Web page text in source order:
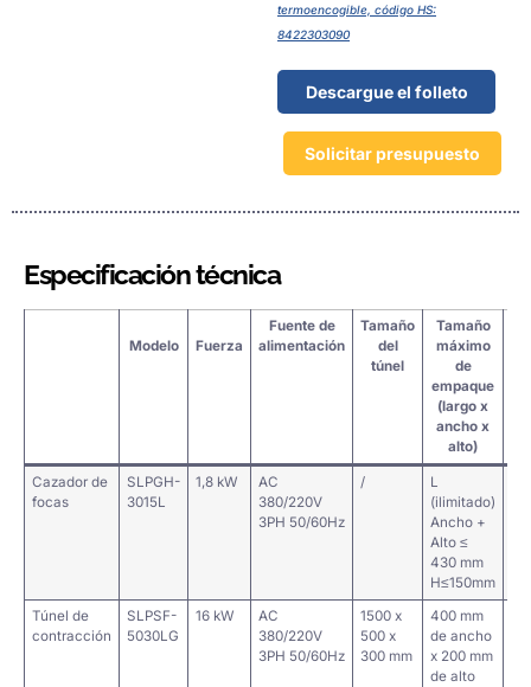
termoencogible, código HS:
8422303090
Descargue el folleto
Solicitar presupuesto
Especificación técnica
Modelo Fuerza
Fuente de
alimentación
Tamaño
del
túnel
Tamaño
máximo
de
empaque
(largo x
ancho x
alto)
Cazador de
focas
SLPGH-
3015L
1,8 kW
AC
380/220V
3PH 50/60Hz
/
L
(ilimitado)
Ancho +
Alto ≤
430 mm
H≤150mm
Túnel de
contracción
SLPSF-
5030LG
16 kW
AC
380/220V
3PH 50/60Hz
1500 x
500 x
300 mm
400 mm
de ancho
x 200 mm
de alto